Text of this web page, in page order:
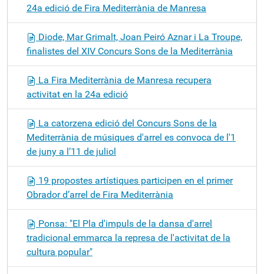
24a edició de Fira Mediterrània de Manresa
Diode, Mar Grimalt, Joan Peiró Aznar i La Troupe,
finalistes del XIV Concurs Sons de la Mediterrània
La Fira Mediterrània de Manresa recupera
activitat en la 24a edició
La catorzena edició del Concurs Sons de la
Mediterrània de músiques d'arrel es convoca de l'1
de juny a l’11 de juliol
19 propostes artístiques participen en el primer
Obrador d’arrel de Fira Mediterrània
Ponsa: "El Pla d'impuls de la dansa d'arrel
tradicional emmarca la represa de l'activitat de la
cultura popular"